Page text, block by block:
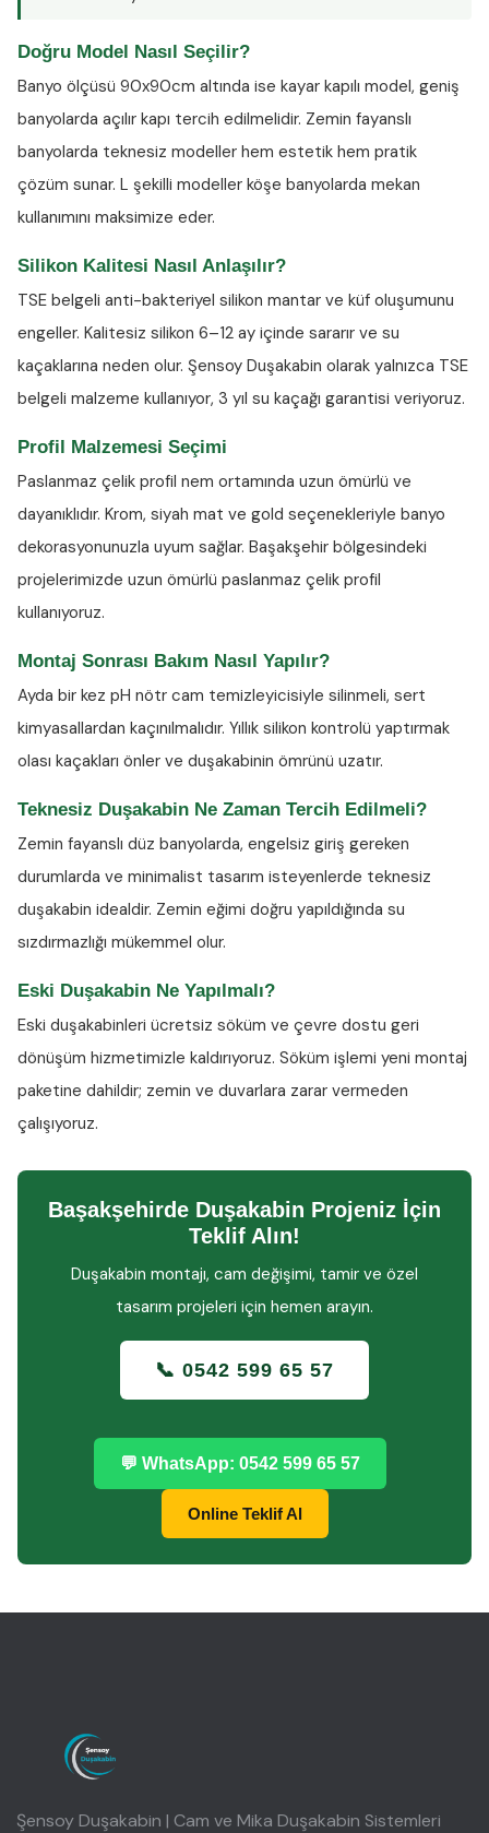
Doğru Model Nasıl Seçilir?
Banyo ölçüsü 90x90cm altında ise kayar kapılı model, geniş
banyolarda açılır kapı tercih edilmelidir. Zemin fayanslı
banyolarda teknesiz modeller hem estetik hem pratik
çözüm sunar. L şekilli modeller köşe banyolarda mekan
kullanımını maksimize eder.
Silikon Kalitesi Nasıl Anlaşılır?
TSE belgeli anti-bakteriyel silikon mantar ve küf oluşumunu
engeller. Kalitesiz silikon 6–12 ay içinde sararır ve su
kaçaklarına neden olur. Şensoy Duşakabin olarak yalnızca TSE
belgeli malzeme kullanıyor, 3 yıl su kaçağı garantisi veriyoruz.
Profil Malzemesi Seçimi
Paslanmaz çelik profil nem ortamında uzun ömürlü ve
dayanıklıdır. Krom, siyah mat ve gold seçenekleriyle banyo
dekorasyonunuzla uyum sağlar. Başakşehir bölgesindeki
projelerimizde uzun ömürlü paslanmaz çelik profil
kullanıyoruz.
Montaj Sonrası Bakım Nasıl Yapılır?
Ayda bir kez pH nötr cam temizleyicisiyle silinmeli, sert
kimyasallardan kaçınılmalıdır. Yıllık silikon kontrolü yaptırmak
olası kaçakları önler ve duşakabinin ömrünü uzatır.
Teknesiz Duşakabin Ne Zaman Tercih Edilmeli?
Zemin fayanslı düz banyolarda, engelsiz giriş gereken
durumlarda ve minimalist tasarım isteyenlerde teknesiz
duşakabin idealdir. Zemin eğimi doğru yapıldığında su
sızdırmazlığı mükemmel olur.
Eski Duşakabin Ne Yapılmalı?
Eski duşakabinleri ücretsiz söküm ve çevre dostu geri
dönüşüm hizmetimizle kaldırıyoruz. Söküm işlemi yeni montaj
paketine dahildir; zemin ve duvarlara zarar vermeden
çalışıyoruz.
Başakşehirde Duşakabin Projeniz İçin
Teklif Alın!
Duşakabin montajı, cam değişimi, tamir ve özel
tasarım projeleri için hemen arayın.
📞 0542 599 65 57
💬 WhatsApp: 0542 599 65 57
Online Teklif Al
Şensoy Duşakabin | Cam ve Mika Duşakabin Sistemleri